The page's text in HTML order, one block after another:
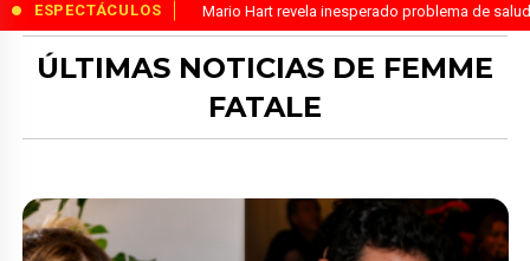
ESPECTÁCULOS Mario Hart revela inesperado problema de
ÚLTIMAS NOTICIAS DE FEMME
FATALE